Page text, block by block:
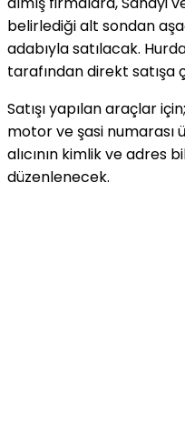
belirlediği alt sondan
adabıyla satılacak.
tarafından direkt satışa
Satışı yapılan araçlar
motor ve şasi numarası
alıcının kimlik ve adres
düzenlenecek.